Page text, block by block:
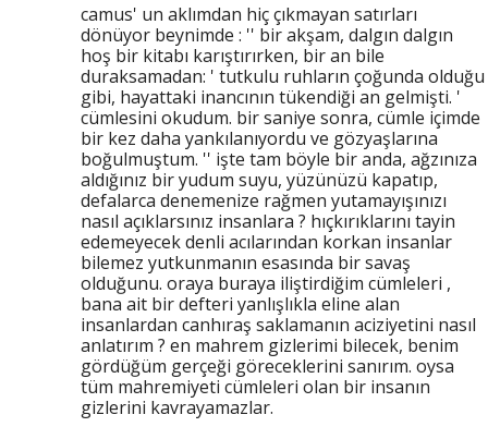
camus' un aklımdan hiç çıkmayan satırları
dönüyor beynimde : '' bir akşam, dalgın dalgın
hoş bir kitabı karıştırırken, bir an bile
duraksamadan: ' tutkulu ruhların çoğunda olduğu
gibi, hayattaki inancının tükendiği an gelmişti. '
cümlesini okudum. bir saniye sonra, cümle içimde
bir kez daha yankılanıyordu ve gözyaşlarına
boğulmuştum. '' işte tam böyle bir anda, ağzınıza
aldığınız bir yudum suyu, yüzünüzü kapatıp,
defalarca denemenize rağmen yutamayışınızı
nasıl açıklarsınız insanlara ? hıçkırıklarını tayin
edemeyecek denli acılarından korkan insanlar
bilemez yutkunmanın esasında bir savaş
olduğunu. oraya buraya iliştirdiğim cümleleri ,
bana ait bir defteri yanlışlıkla eline alan
insanlardan canhıraş saklamanın aciziyetini nasıl
anlatırım ? en mahrem gizlerimi bilecek, benim
gördüğüm gerçeği göreceklerini sanırım. oysa
tüm mahremiyeti cümleleri olan bir insanın
gizlerini kavrayamazlar.